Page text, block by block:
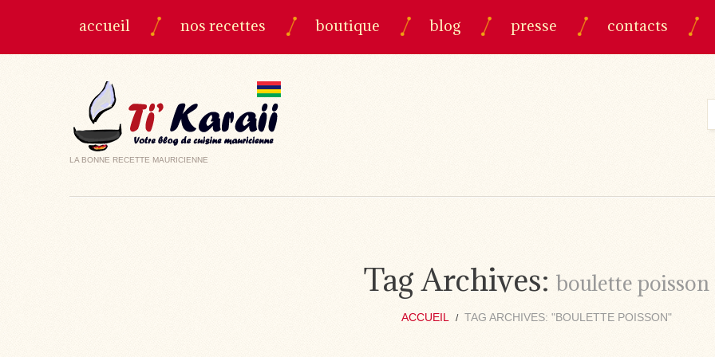
accueil nos recettes boutique blog presse contacts
LA BONNE RECETTE MAURICIENNE
Tag Archives: boulette poisson
ACCUEIL TAG ARCHIVES: "BOULETTE POISSON"